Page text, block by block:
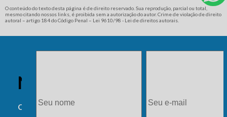
O conteúdo do texto desta página é de direito reservado. Sua reprodução, parcial ou total,
mesmo citando nossos links, é proibida sem a autorização do autor. Crime de violação de direito
autoral – artigo 184 do Código Penal – Lei 9610/98 - Lei de direitos autorais
NEWSLETTER
Cadastre-se e receba